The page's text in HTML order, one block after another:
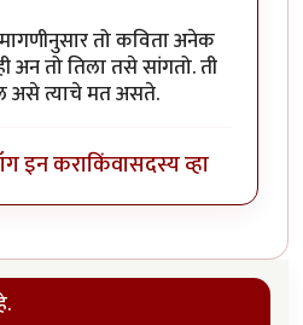
तो कविता अनेक
अन तो तिला तसे सांगतो. ती
असे त्याचे मत असते.
इन कराकिंवासदस्य व्हा